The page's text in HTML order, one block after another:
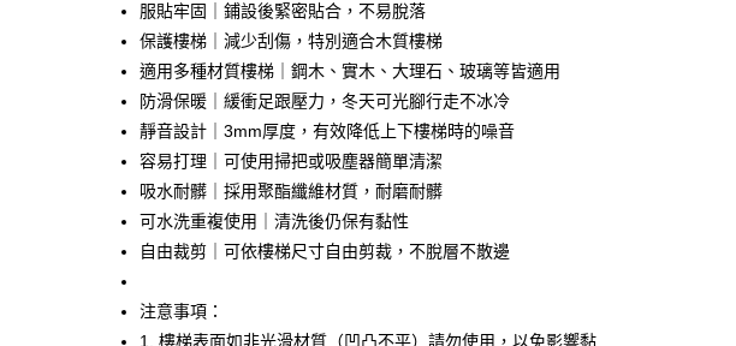
街口支付
悠遊付
AFTEE先享後付
相關說明
【關於「AFTEE先享後付」】
AFTEE先享後付是「在收到商品之後才付款」的支付方式。 讓您購物簡單
便利好安心！
２．便利：只要手機號碼，簡訊認證，即可結帳。
３．安心：先確認商品／服務後，再付款。
【「AFTEE先享後付」結帳流程】
ATM付款
全家取貨付款
服貼牢固｜鋪設後緊密貼合，不易脫落
保護樓梯｜減少刮傷，特別適合木質樓梯
適用多種材質樓梯｜鋼木、實木、大理石、玻璃等皆適用
防滑保暖｜緩衝足跟壓力，冬天可光腳行走不冰冷
靜音設計｜3mm厚度，有效降低上下樓梯時的噪音
容易打理｜可使用掃把或吸塵器簡單清潔
吸水耐髒｜採用聚酯纖維材質，耐磨耐髒
可水洗重複使用｜清洗後仍保有黏性
自由裁剪｜可依樓梯尺寸自由剪裁，不脫層不散邊
注意事項：
1. 樓梯表面如非光滑材質（凹凸不平）請勿使用，以免影響黏